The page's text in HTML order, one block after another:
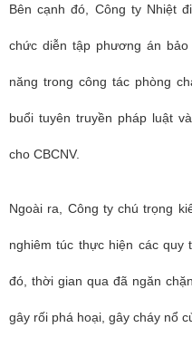
Bên cạnh đó, Công ty Nhiệt
chức diễn tập phương án
năng trong công tác phòng
buổi tuyên truyền pháp luật
cho CBCNV.
Ngoài ra, Công ty chú trọng
nghiêm túc thực hiện các quy
đó, thời gian qua đã ngăn
gây rối phá hoại, gây cháy nổ